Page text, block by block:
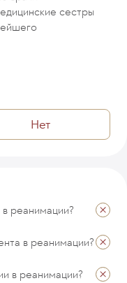
сестры
Нет
реанимации?
в реанимации?
в реанимации?